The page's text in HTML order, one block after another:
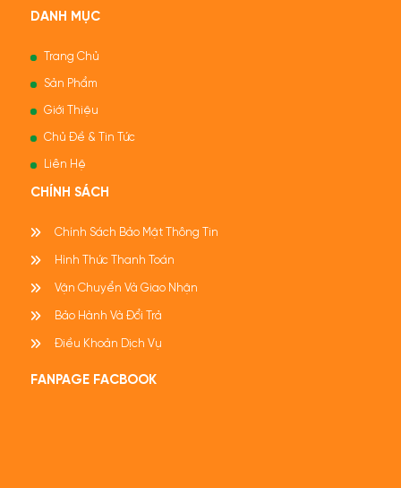
DANH MỤC
Trang Chủ
Sản Phẩm
Giới Thiệu
Chủ Đề & Tin Tức
Liên Hệ
CHÍNH SÁCH
Chính Sách Bảo Mật Thông Tin
Hình Thức Thanh Toán
Vận Chuyển Và Giao Nhận
Bảo Hành Và Đổi Trả
Điều Khoản Dịch Vụ
FANPAGE FACBOOK